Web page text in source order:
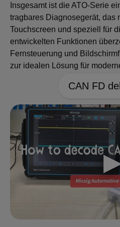
Insgesamt ist die ATO-Serie
tragbares Diagnosegerät, das
Touchscreen und speziell für
entwickelten Funktionen
Fernsteuerung und
zur idealen Lösung für
CAN FD